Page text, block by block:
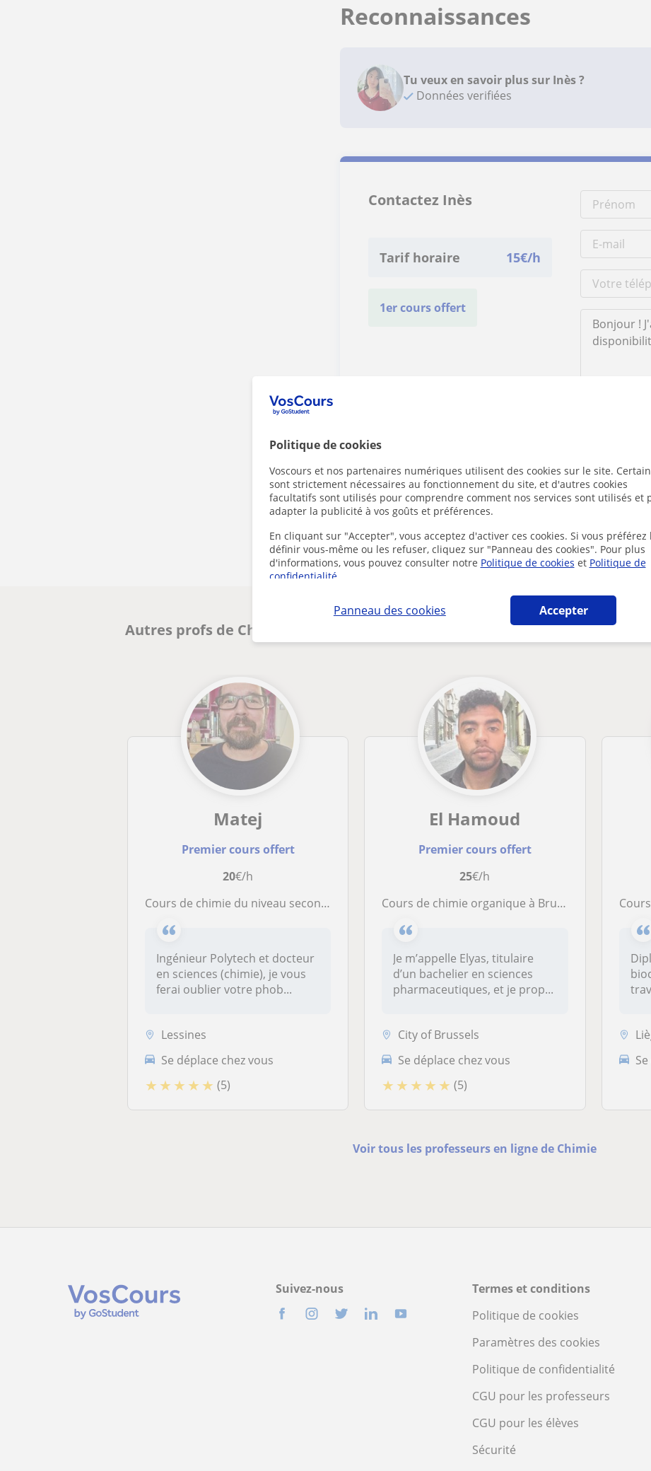
Politique de cookies
Voscours et nos partenaires numériques utilisent des cookies sur le site.
sont strictement nécessaires au fonctionnement du site, et d'autres cookies
facultatifs sont utilisés pour comprendre comment nos services sont utilisés et
adapter la publicité à vos goûts et préférences.
En cliquant sur "Accepter", vous acceptez d'activer ces cookies. Si vous préférez
définir vous-même ou les refuser, cliquez sur "Panneau des cookies". Pour plus
d'informations, vous pouvez consulter notre Politique de cookies et Politique de
confidentialité.
Panneau des cookies Accepter
Reconnaissances
Tu veux en savoir plus sur Inès ?
Données verifiées
Contactez Inès
Tarif horaire 15€/h
1er cours offert
En cliquant sur
Autres profs de Chimie en ligne susceptibles de vous intéresser
Matej
Premier cours offert
20€/h
Cours de chimie du niveau secondaire au niveau universitaire
Ingénieur Polytech et docteur
en sciences (chimie), je vous
ferai oublier votre phob...
Lessines
Se déplace chez vous
★ ★ ★ ★ ★ (5)
El Hamoud
Premier cours offert
25€/h
Cours de chimie organique à Bruxelles, avec plus de 11 ans d’expérience
Je m’appelle Elyas, titulaire
d’un bachelier en sciences
pharmaceutiques, et je prop...
City of Brussels
Se déplace chez vous
★ ★ ★ ★ ★ (5)
Cours de
Voir tous les professeurs en ligne de Chimie
Suivez-nous
Termes et conditions
Politique de cookies
Paramètres des cookies
Politique de confidentialité
CGU pour les professeurs
CGU pour les élèves
Sécurité